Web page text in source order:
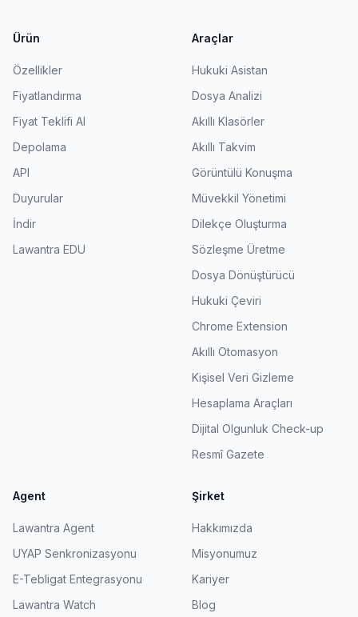
Ürün
Özellikler
Fiyatlandırma
Fiyat Teklifi Al
Depolama
API
Duyurular
İndir
Lawantra EDU
Araçlar
Hukuki Asistan
Dosya Analizi
Akıllı Klasörler
Akıllı Takvim
Görüntülü Konuşma
Müvekkil Yönetimi
Dilekçe Oluşturma
Sözleşme Üretme
Dosya Dönüştürücü
Hukuki Çeviri
Chrome Extension
Akıllı Otomasyon
Kişisel Veri Gizleme
Hesaplama Araçları
Dijital Olgunluk Check-up
Resmî Gazete
Agent
Lawantra Agent
UYAP Senkronizasyonu
E-Tebligat Entegrasyonu
Lawantra Watch
Şirket
Hakkımızda
Misyonumuz
Kariyer
Blog